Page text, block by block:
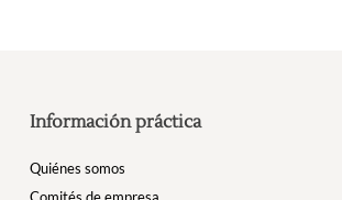
Información práctica
Quiénes somos